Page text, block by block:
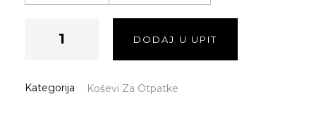
DODAJ U UPIT
Kategorija Koševi Za Otpatke